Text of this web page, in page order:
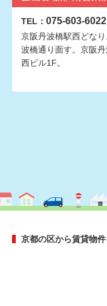
TEL： 075-603-6022
京阪丹波橋駅西どな
波橋通り面す。京阪
西ビル1F。
京都の区から賃貸物